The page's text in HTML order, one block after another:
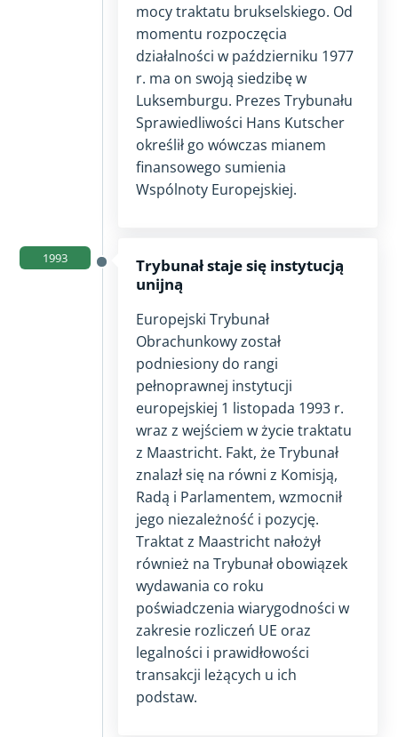
mocy traktatu brukselskiego. Od
momentu rozpoczęcia
działalności w październiku 1977
r. ma on swoją siedzibę w
Luksemburgu. Prezes Trybunału
Sprawiedliwości Hans Kutscher
określił go wówczas mianem
finansowego sumienia
Wspólnoty Europejskiej.
1993
Trybunał staje się instytucją
unijną
Europejski Trybunał
Obrachunkowy został
podniesiony do rangi
pełnoprawnej instytucji
europejskiej 1 listopada 1993 r.
wraz z wejściem w życie traktatu
z Maastricht. Fakt, że Trybunał
znalazł się na równi z Komisją,
Radą i Parlamentem, wzmocnił
jego niezależność i pozycję.
Traktat z Maastricht nałożył
również na Trybunał obowiązek
wydawania co roku
poświadczenia wiarygodności w
zakresie rozliczeń UE oraz
legalności i prawidłowości
transakcji leżących u ich
podstaw.